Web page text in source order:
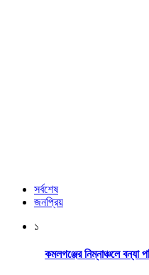
সর্বশেষ
জনপ্রিয়
১
কমলগঞ্জের নিম্নাঞ্চলে বন্যা